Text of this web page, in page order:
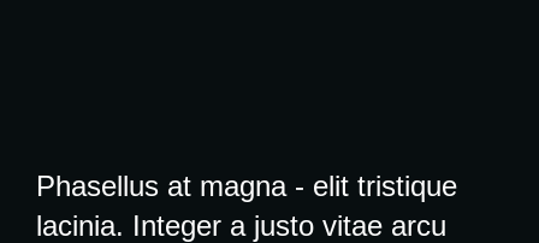
Phasellus at magna - elit tristique
lacinia. Integer a justo vitae arcu